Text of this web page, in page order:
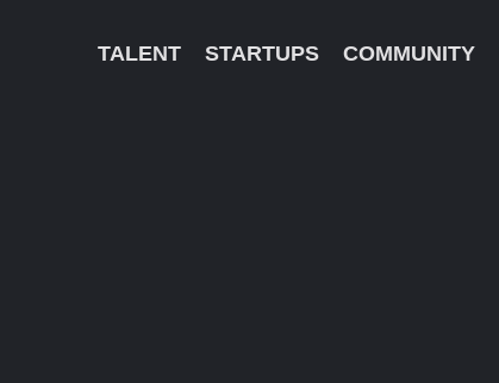
TALENT STARTUPS COMMUNITY